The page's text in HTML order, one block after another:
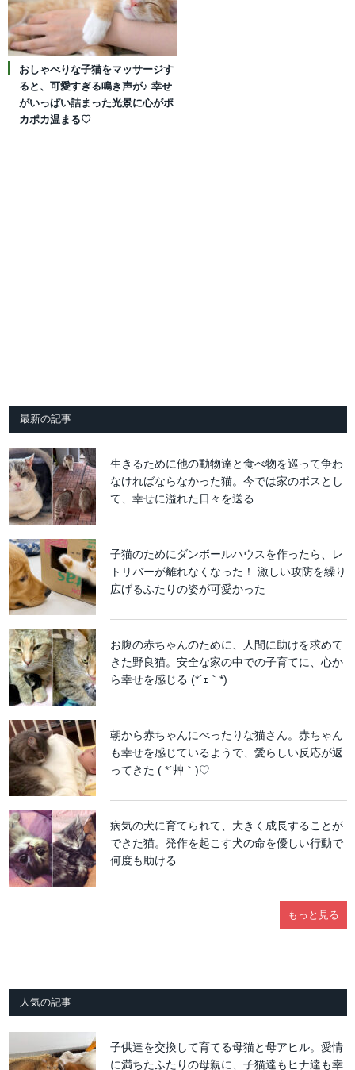
おしゃべりな子猫をマッサージす
ると、可愛すぎる鳴き声が♪ 幸せ
がいっぱい詰まった光景に心がポ
カポカ温まる♡
最新の記事
生きるために他の動物達と食べ物を巡って争わ
なければならなかった猫。今では家のボスとし
て、幸せに溢れた日々を送る
子猫のためにダンボールハウスを作ったら、レ
トリバーが離れなくなった！ 激しい攻防を繰り
広げるふたりの姿が可愛かった
お腹の赤ちゃんのために、人間に助けを求めて
きた野良猫。安全な家の中での子育てに、心か
ら幸せを感じる (*´ｪ｀*)
朝から赤ちゃんにべったりな猫さん。赤ちゃん
も幸せを感じているようで、愛らしい反応が返
ってきた ( *´艸｀)♡
病気の犬に育てられて、大きく成長することが
できた猫。発作を起こす犬の命を優しい行動で
何度も助ける
もっと見る
人気の記事
子供達を交換して育てる母猫と母アヒル。愛情
に満ちたふたりの母親に、子猫達もヒナ達も幸